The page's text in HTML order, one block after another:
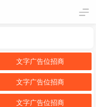
文字广告位招商
文字广告位招商
文字广告位招商